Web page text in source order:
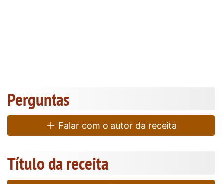
Perguntas
Falar com o autor da receita
Título da receita